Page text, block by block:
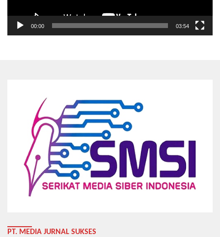
00:00 03:54
PT. MEDIA JURNAL SUKSES